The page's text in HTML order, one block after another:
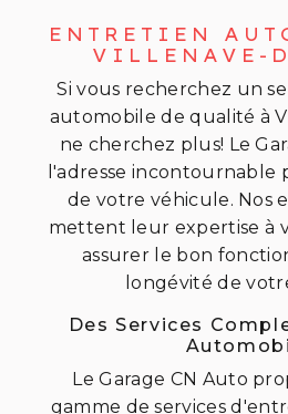
ENTRETIEN
VILLENAVE-
Si vous recherchez un
automobile de qualité à
ne cherchez plus! Le
l'adresse incontournable
de votre véhicule. Nos
mettent leur expertise à
assurer le bon
longévité de
Des Services
Le Garage CN Auto
gamme de services